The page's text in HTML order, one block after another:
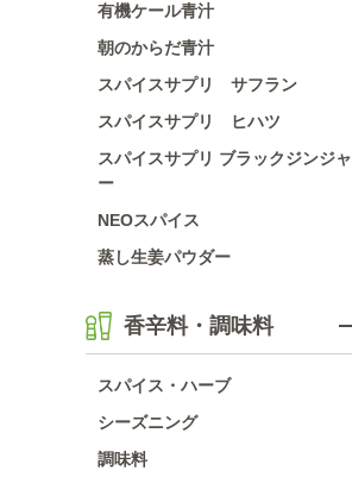
有機ケール青汁
朝のからだ青汁
スパイスサプリ サフラン
スパイスサプリ ヒハツ
スパイスサプリ ブラックジンジャ
ー
NEOスパイス
蒸し生姜パウダー
香辛料・調味料
スパイス・ハーブ
シーズニング
調味料